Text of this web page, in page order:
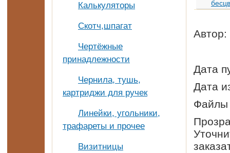
Калькуляторы
Скотч,шпагат
Чертёжные
принадлежности
Чернила, тушь,
картриджи для ручек
Линейки, угольники,
трафареты и прочее
Визитницы
Автор:
Дата
Дата
Файлы